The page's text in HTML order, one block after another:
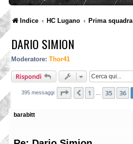
Indice HC Lugano Prima squadra
DARIO SIMION
Moderatore: Thor41
Rispondi
395 messaggi Pagina 37di40
Precedente
1 35 36
barabitt